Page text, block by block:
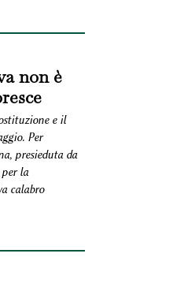
non è
e il
Per
presieduta da
per la
calabro